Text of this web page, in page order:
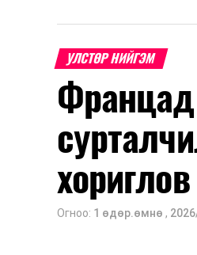
2026 оны 8
Энэ
2026 оны
2026 оны 9
Оюутны дотуур
2026 оны
УЛСТӨР НИЙГЭМ
Францад
хориглов
Огноо: 1 өдөр.өмнө ,